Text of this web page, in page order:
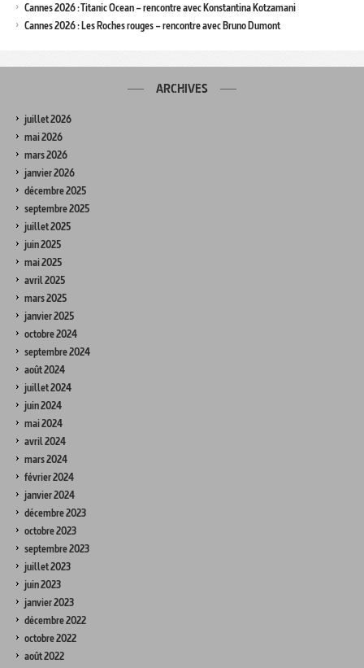
Cannes 2026 : Titanic Ocean – rencontre avec Konstantina Kotzamani
Cannes 2026 : Les Roches rouges – rencontre avec Bruno Dumont
ARCHIVES
juillet 2026
mai 2026
mars 2026
janvier 2026
décembre 2025
septembre 2025
juillet 2025
juin 2025
mai 2025
avril 2025
mars 2025
janvier 2025
octobre 2024
septembre 2024
août 2024
juillet 2024
juin 2024
mai 2024
avril 2024
mars 2024
février 2024
janvier 2024
décembre 2023
octobre 2023
septembre 2023
juillet 2023
juin 2023
janvier 2023
décembre 2022
octobre 2022
août 2022